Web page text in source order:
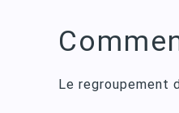
Le regroupement